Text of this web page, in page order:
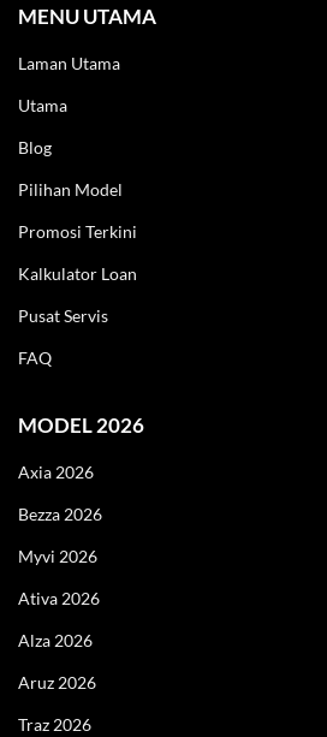
MENU UTAMA
Laman Utama
Utama
Blog
Pilihan Model
Promosi Terkini
Kalkulator Loan
Pusat Servis
FAQ
MODEL 2026
Axia 2026
Bezza 2026
Myvi 2026
Ativa 2026
Alza 2026
Aruz 2026
Traz 2026